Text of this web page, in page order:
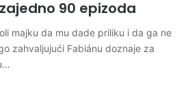
90 epizoda
majku da mu dade priliku i da ga ne
zahvaljujući Fabiánu doznaje za